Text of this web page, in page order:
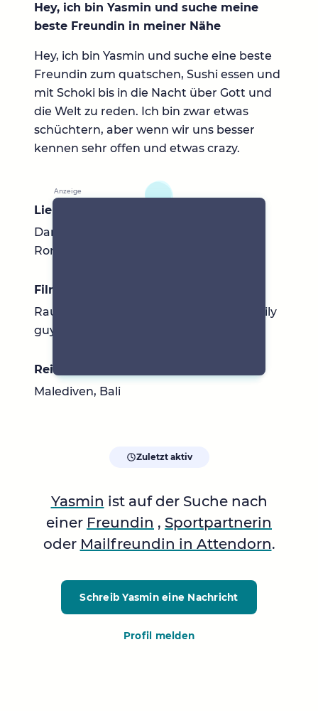
Hey, ich bin Yasmin und suche meine
beste Freundin in meiner Nähe
Hey, ich bin Yasmin und suche eine beste
Freundin zum quatschen, Sushi essen und
mit Schoki bis in die Nacht über Gott und
die Welt zu reden. Ich bin zwar etwas
schüchtern, aber wenn wir uns besser
kennen sehr offen und etwas crazy.
Lieblingsbücher
Darkromance, Psychothriller und
Romance
Filme & Serien
Raumschiff surprise, the Orval und Family
guy
Reiseziele
Malediven, Bali
Zuletzt aktiv
Yasmin ist auf der Suche nach
einer Freundin , Sportpartnerin
oder Mailfreundin in Attendorn.
Schreib Yasmineine Nachricht
Profil melden